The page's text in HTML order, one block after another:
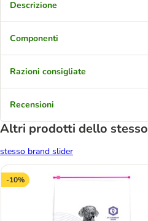
Descrizione
Componenti
Razioni consigliate
Recensioni
Altri prodotti dello
stesso brand slider
-10%